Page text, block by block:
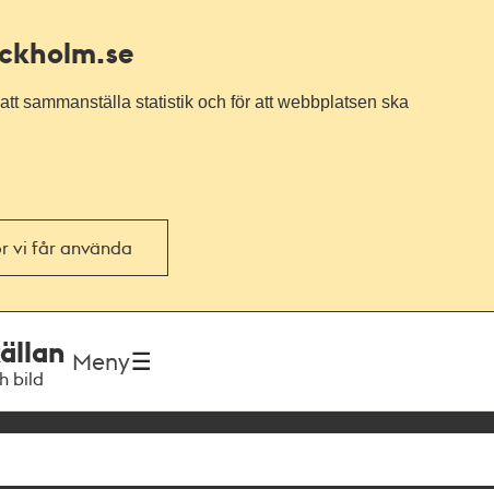
sammanställa statistik och för att webbplatsen ska
vi får använda
bild
Meny